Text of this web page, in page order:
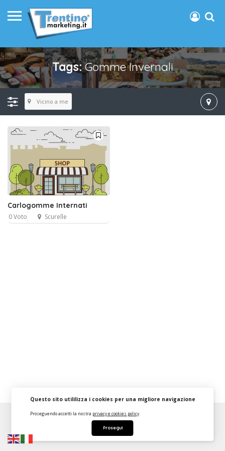
Tags:Gomme Invernali
Vicino a me
Carlogomme Internati
0 Voto Scurelle
FAQ Strumenti Dashboard
Questo sito utililizza i cookies per una migliore navigazione
Proseguendo accetti la nostra privacy e cookies policy.
Prosegui